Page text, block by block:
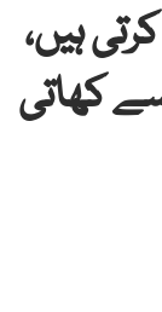
ہیں،
کھاتی